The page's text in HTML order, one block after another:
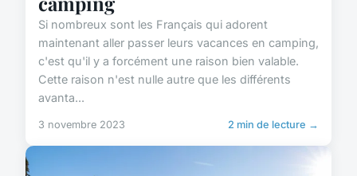
Si nombreux sont les Français qui adorent
maintenant aller passer leurs vacances en camping,
c'est qu'il y a forcément une raison bien valable.
Cette raison n'est nulle autre que les différents
avanta...
3 novembre 2023 2 min de lecture →